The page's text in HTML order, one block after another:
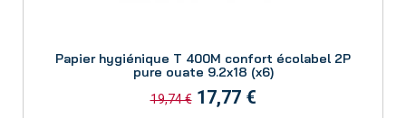
économies.
Hygiène garantie : Avec le papier toilette plié, chaque
feuille est protégée jusqu'à son utilisation, ce qui assure
une meilleure hygiène pour vos clients et employés.
Papier hygiénique T 400M confort écolabel 2P
pure ouate 9.2x18 (x6)
19,74 € 17,77 €